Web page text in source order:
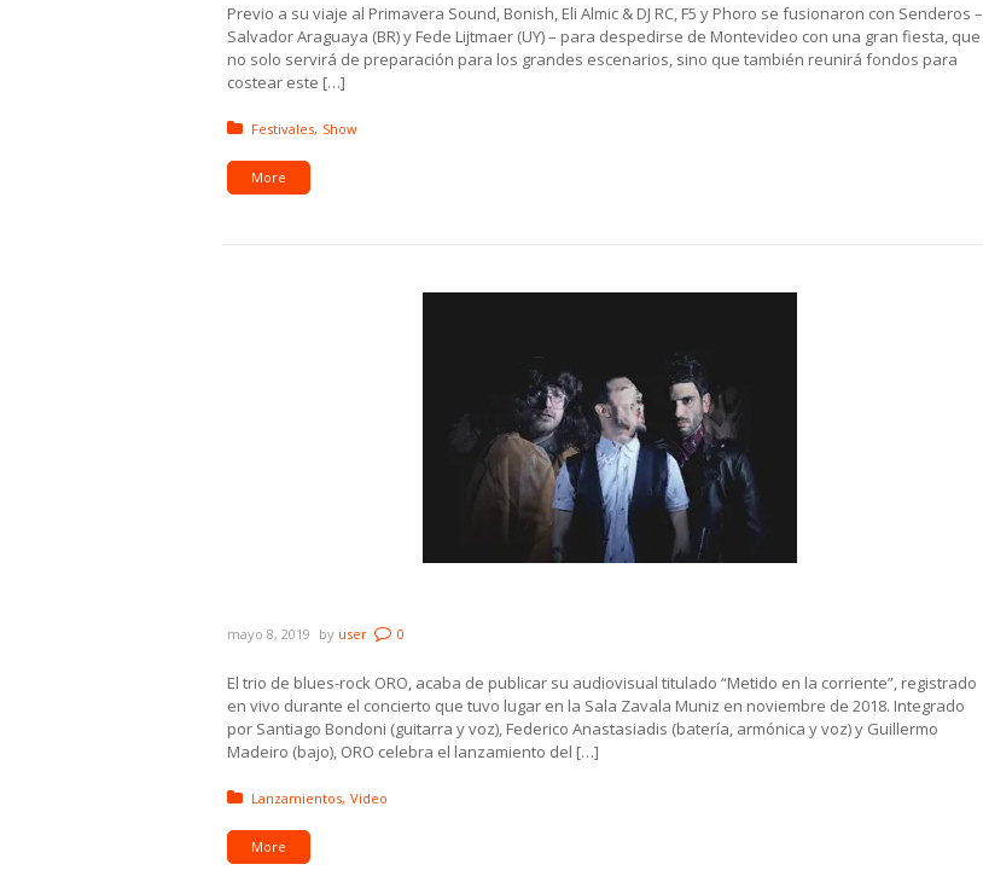
Previo a su viaje al Primavera Sound, Bonish, Eli Almic & DJ RC, F5 y Phoro se fusionaron con Senderos –
Salvador Araguaya (BR) y Fede Lijtmaer (UY) – para despedirse de Montevideo con una gran fiesta, que
no solo servirá de preparación para los grandes escenarios, sino que también reunirá fondos para
costear este […]
Posted in:
Festivales Show
More
mayo 8, 2019 by user 0
El trio de blues-rock ORO, acaba de publicar su audiovisual titulado “Metido en la corriente”, registrado
en vivo durante el concierto que tuvo lugar en la Sala Zavala Muniz en noviembre de 2018. Integrado
por Santiago Bondoni (guitarra y voz), Federico Anastasiadis (batería, armónica y voz) y Guillermo
Madeiro (bajo), ORO celebra el lanzamiento del […]
Posted in:
Lanzamientos Video
More